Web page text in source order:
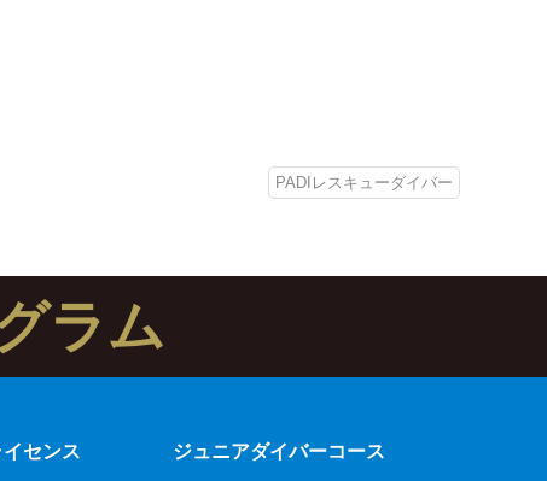
PADIレスキューダイバー
ラム
センス ジュニアダイバーコース